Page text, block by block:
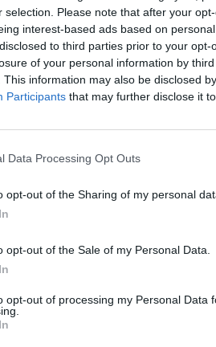
selection. Please note that after your
interest-based ads based on
to third parties prior to your
of your personal information by
This information may also be disclosed
Participants that may further disclose it
Data Processing Opt Outs
opt-out of the Sharing of my personal
opt-out of the Sale of my Personal Data.
opt-out of processing my Personal Data
moc si ho užili. Již teď se těší na
Bezdězem.
A., Bicanová,
Hylánová a Tvrdoňová